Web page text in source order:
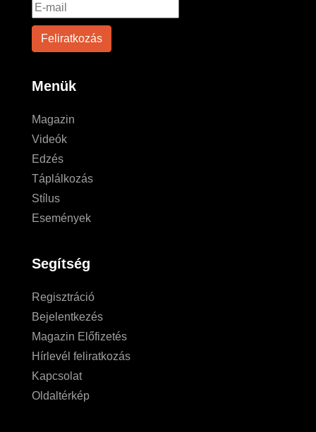
Menük
Magazin
Videók
Edzés
Táplálkozás
Stílus
Események
Segítség
Regisztráció
Bejelentkezés
Magazin Előfizetés
Hírlevél feliratkozás
Kapcsolat
Oldaltérkép